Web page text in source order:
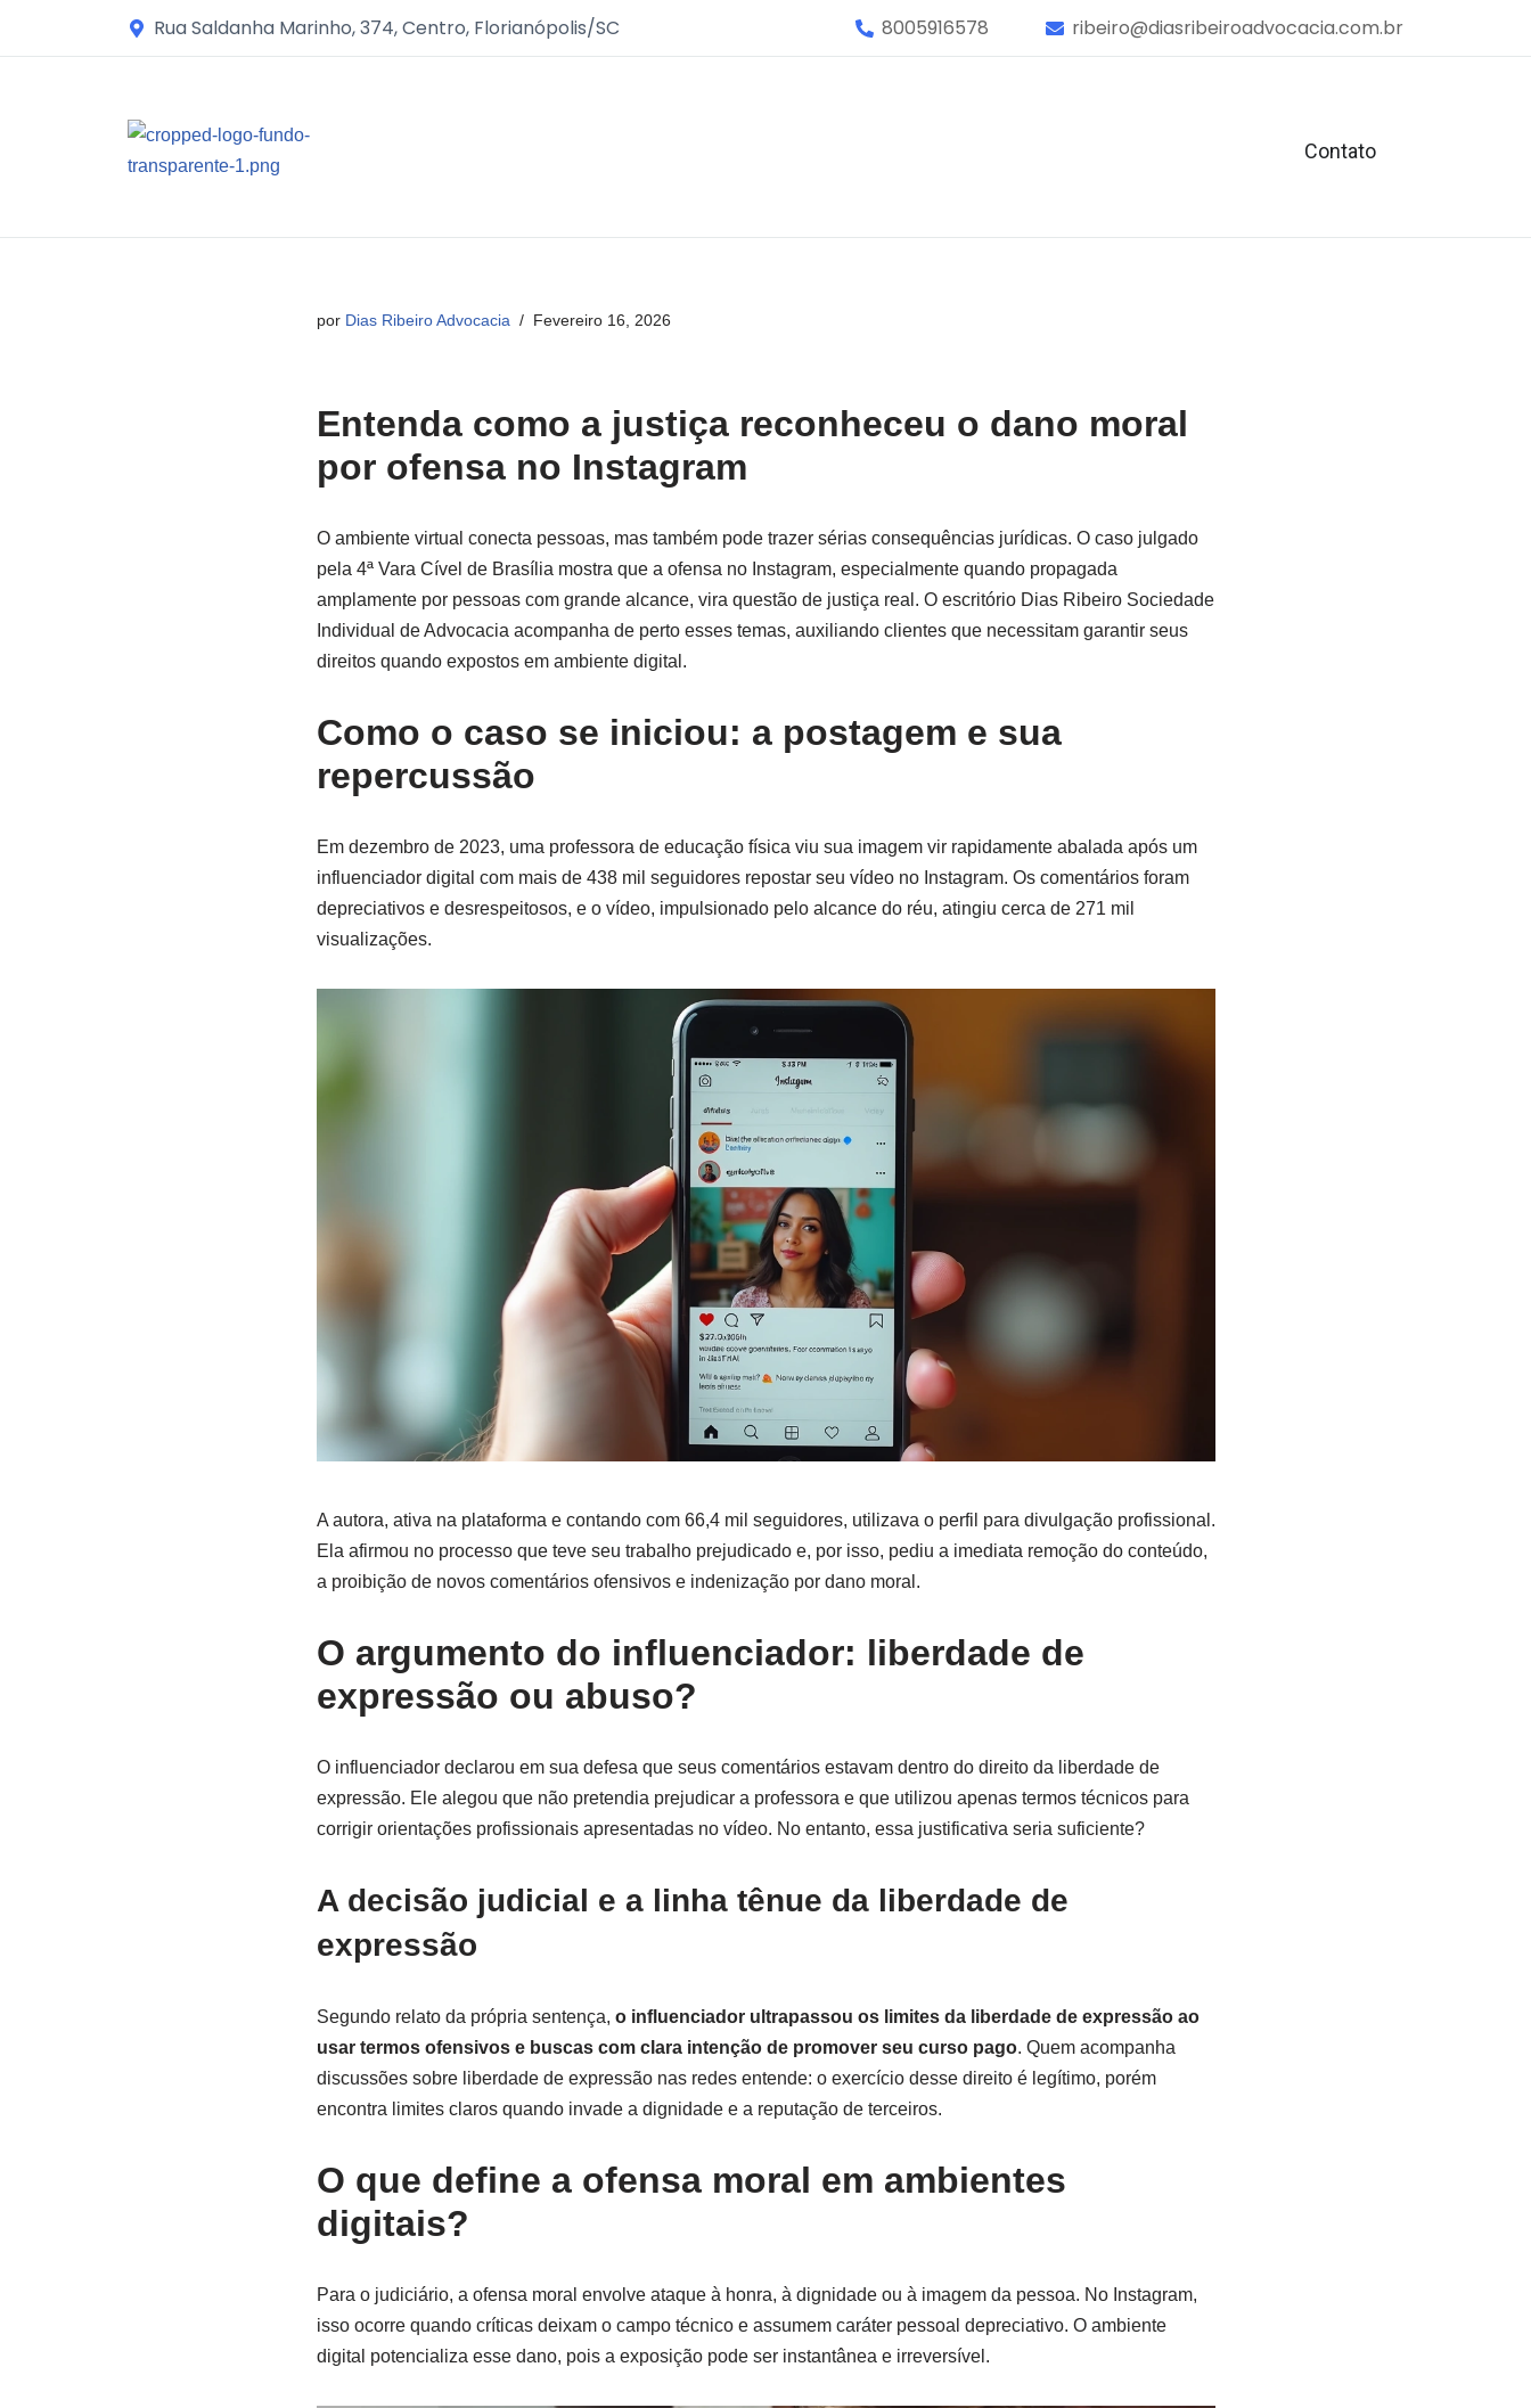
Avançar
Rua Saldanha Marinho, 374, Centro, Florianópolis/SC 8005916578 ribeiro@diasribeiroadvocacia.com.br
Contato
por Dias Ribeiro Advocacia Fevereiro 16, 2026
Entenda como a justiça reconheceu o dano moral
por ofensa no Instagram
O ambiente virtual conecta pessoas, mas também pode trazer sérias consequências jurídicas. O caso julgado
pela 4ª Vara Cível de Brasília mostra que a ofensa no Instagram, especialmente quando propagada
amplamente por pessoas com grande alcance, vira questão de justiça real. O escritório Dias Ribeiro Sociedade
Individual de Advocacia acompanha de perto esses temas, auxiliando clientes que necessitam garantir seus
direitos quando expostos em ambiente digital.
Como o caso se iniciou: a postagem e sua
repercussão
Em dezembro de 2023, uma professora de educação física viu sua imagem vir rapidamente abalada após um
influenciador digital com mais de 438 mil seguidores repostar seu vídeo no Instagram. Os comentários foram
depreciativos e desrespeitosos, e o vídeo, impulsionado pelo alcance do réu, atingiu cerca de 271 mil
visualizações.
A autora, ativa na plataforma e contando com 66,4 mil seguidores, utilizava o perfil para divulgação profissional.
Ela afirmou no processo que teve seu trabalho prejudicado e, por isso, pediu a imediata remoção do conteúdo,
a proibição de novos comentários ofensivos e indenização por dano moral.
O argumento do influenciador: liberdade de
expressão ou abuso?
O influenciador declarou em sua defesa que seus comentários estavam dentro do direito da liberdade de
expressão. Ele alegou que não pretendia prejudicar a professora e que utilizou apenas termos técnicos para
corrigir orientações profissionais apresentadas no vídeo. No entanto, essa justificativa seria suficiente?
A decisão judicial e a linha tênue da liberdade de
expressão
Segundo relato da própria sentença, o influenciador ultrapassou os limites da liberdade de expressão ao
usar termos ofensivos e buscas com clara intenção de promover seu curso pago. Quem acompanha
discussões sobre liberdade de expressão nas redes entende: o exercício desse direito é legítimo, porém
encontra limites claros quando invade a dignidade e a reputação de terceiros.
O que define a ofensa moral em ambientes
digitais?
Para o judiciário, a ofensa moral envolve ataque à honra, à dignidade ou à imagem da pessoa. No Instagram,
isso ocorre quando críticas deixam o campo técnico e assumem caráter pessoal depreciativo. O ambiente
digital potencializa esse dano, pois a exposição pode ser instantânea e irreversível.